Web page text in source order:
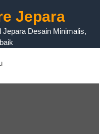
Jepara
Desain Minimalis,